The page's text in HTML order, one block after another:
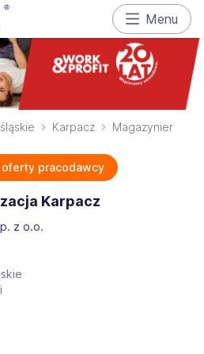
Menu
Karpacz Magazynier
pracodawcy
Karpacz​
z o.o.